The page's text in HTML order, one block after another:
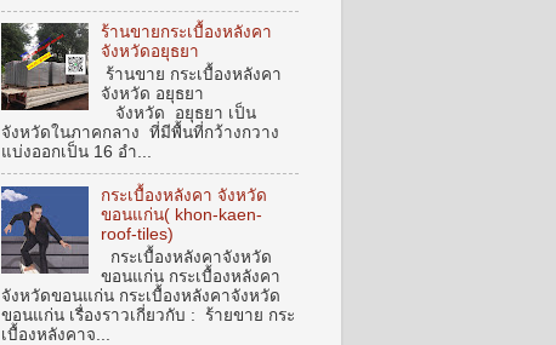
ร้านขายกระเบื้องหลังคา
จังหวัดอยุธยา
ร้านขาย กระเบื้องหลังคา
จังหวัด อยุธยา
จังหวัด อยุธยา เป็น
จังหวัดในภาคกลาง ที่มีพื้นที่กว้างกวาง
แบ่งออกเป็น 16 อำ...
กระเบื้องหลังคา จังหวัด
ขอนแก่น( khon-kaen-
roof-tiles)
กระเบื้องหลังคาจังหวัด
ขอนแก่น กระเบื้องหลังคา
จังหวัดขอนแก่น กระเบื้องหลังคาจังหวัด
ขอนแก่น เรื่องราวเกี่ยวกับ : ร้ายขาย กระ
เบื้องหลังคาจ...